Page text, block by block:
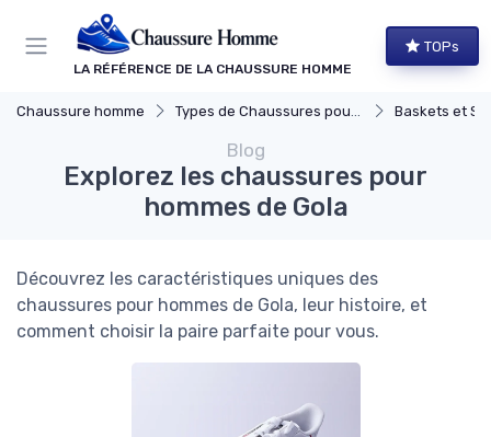
LA RÉFÉRENCE DE LA CHAUSSURE HOMME
TOPs
Chaussure homme Types de Chaussures pour Hommes Baskets et
Blog
Explorez les chaussures pour
hommes de Gola
Découvrez les caractéristiques uniques des
chaussures pour hommes de Gola, leur histoire, et
comment choisir la paire parfaite pour vous.
Panneau de gestion des cookies